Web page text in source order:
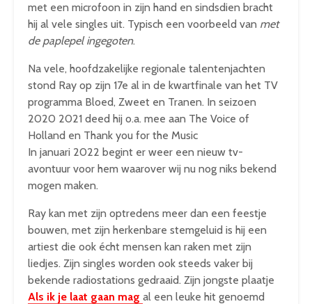
met een microfoon in zijn hand en sindsdien bracht
hij al vele singles uit. Typisch een voorbeeld van met
de paplepel ingegoten.
Na vele, hoofdzakelijke regionale talentenjachten
stond Ray op zijn 17e al in de kwartfinale van het TV
programma Bloed, Zweet en Tranen. In seizoen
2020 2021 deed hij o.a. mee aan The Voice of
Holland en Thank you for the Music
In januari 2022 begint er weer een nieuw tv-
avontuur voor hem waarover wij nu nog niks bekend
mogen maken.
Ray kan met zijn optredens meer dan een feestje
bouwen, met zijn herkenbare stemgeluid is hij een
artiest die ook écht mensen kan raken met zijn
liedjes. Zijn singles worden ook steeds vaker bij
bekende radiostations gedraaid. Zijn jongste plaatje
Als ik je laat gaan mag al een leuke hit genoemd